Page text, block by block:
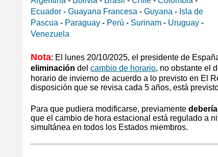
Ecuador - Guayana Francesa - Guyana - Isla de
Pascua - Paraguay - Perú - Surinam - Uruguay -
Venezuela
Nota: El lunes 20/10/2025, el presidente de
eliminación del cambio de horario, no obstante el
horario de invierno de acuerdo a lo previsto en El
disposición que se revisa cada 5 años, está
Para que pudiera modificarse, previamente
que el cambio de hora estacional está regulado a
simultánea en todos los Estados miembros.